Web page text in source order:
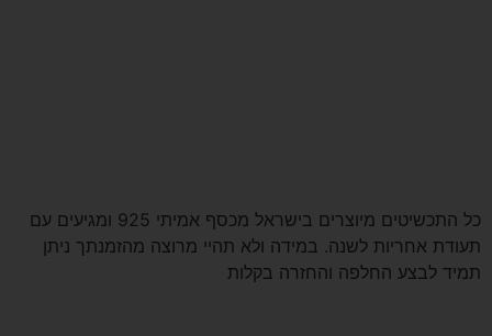
כל התכשיטים מיוצרים בישראל מכסף אמיתי 925 ומגיעים עם
תעודת אחריות לשנה. במידה ולא תהיי מרוצה מהזמנתך ניתן
תמיד לבצע החלפה והחזרה בקלות